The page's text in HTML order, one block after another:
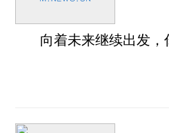
向着未来继续出发，